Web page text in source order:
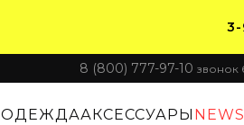
8 (800) 777-97-10 звонок
ОДЕЖДААКСЕССУАРЫ NEWS